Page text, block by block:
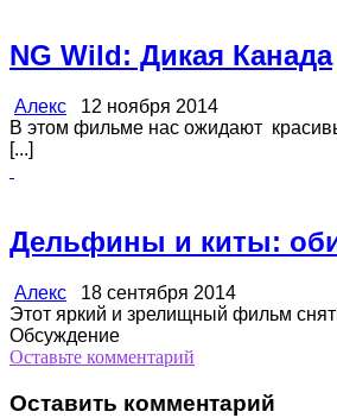
NG Wild: Дикая Канада
Алекс 12 ноября 2014
В этом фильме нас ожидают
[...]
Дельфины и киты:
Алекс 18 сентября 2014
Этот яркий и зрелищный фильм
Обсуждение
Оставьте комментарий
Оставить комментарий